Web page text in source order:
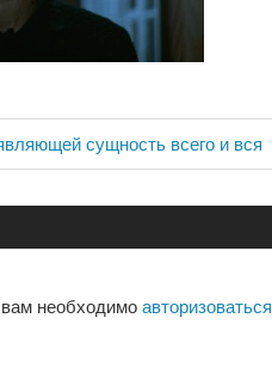
сущность всего и вся
необходимо авторизоваться